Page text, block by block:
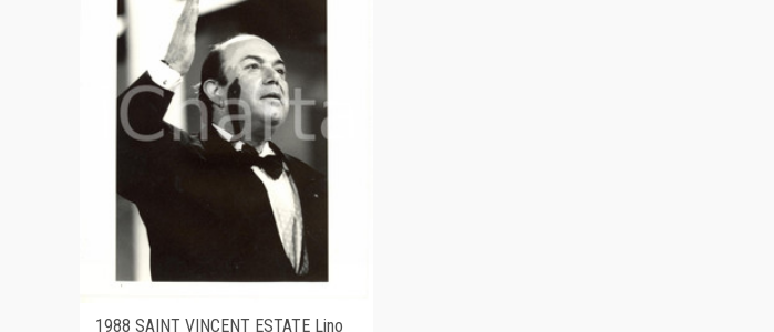
1988 SAINT VINCENT ESTATE Lino